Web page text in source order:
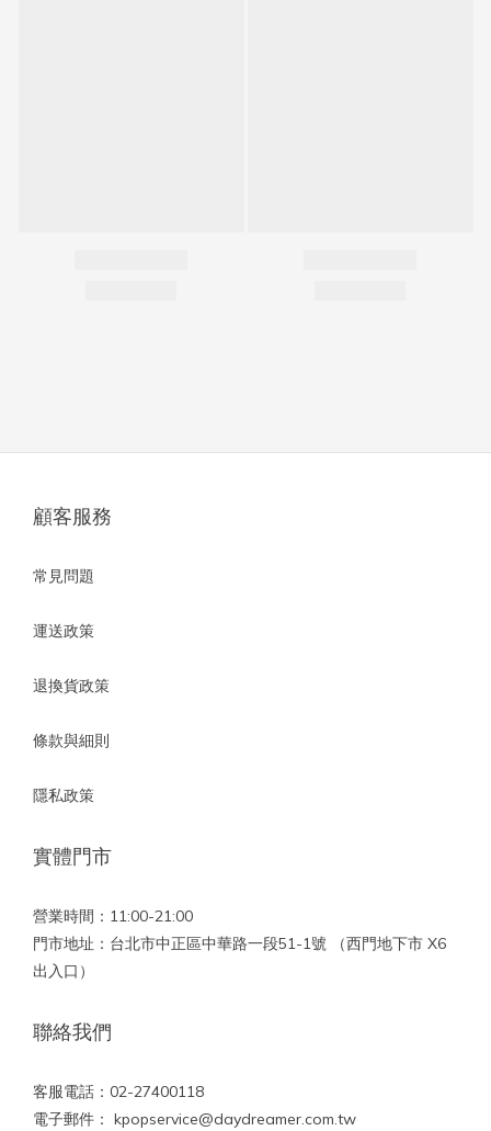
顧客服務
常見問題
運送政策
退換貨政策
條款與細則
隱私政策
實體門市
營業時間：11:00-21:00
門市地址：台北市中正區中華路一段51-1號 （西門地下市 X6
出入口）
聯絡我們
客服電話：02-27400118
電子郵件： kpopservice@daydreamer.com.tw